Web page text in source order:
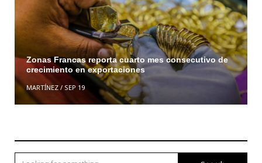
Zonas Francas reporta cuarto mes consecutivo de
crecimiento en exportaciones
MARTÍNEZ/ SEP 19